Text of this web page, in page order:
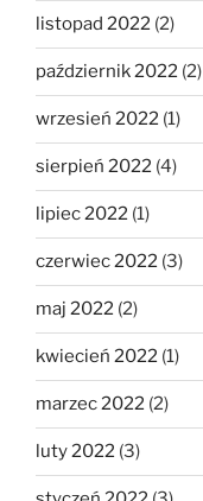
listopad 2022 (2)
październik 2022 (2)
wrzesień 2022 (1)
sierpień 2022 (4)
lipiec 2022 (1)
czerwiec 2022 (3)
maj 2022 (2)
kwiecień 2022 (1)
marzec 2022 (2)
luty 2022 (3)